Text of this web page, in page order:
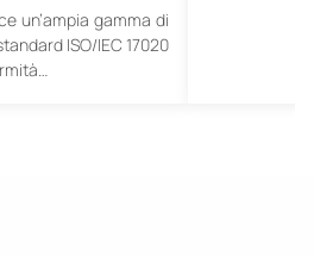
un’ampia gamma di
ISO/IEC 17020